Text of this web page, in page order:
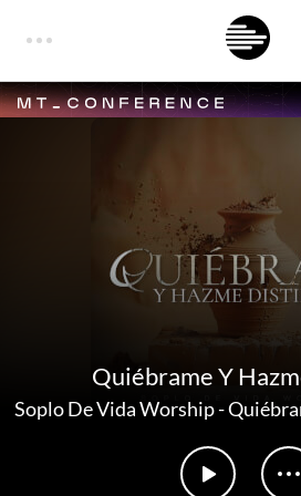
Quiébrame Y
Soplo De Vida Worship-